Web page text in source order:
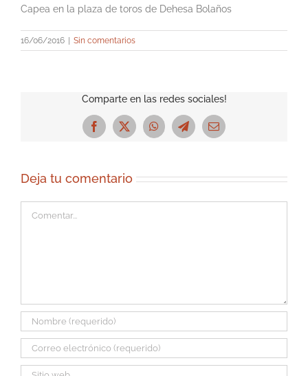
Capea en la plaza de toros de Dehesa Bolaños
16/06/2016 Sin comentarios
Comparte en las redes sociales!
Facebook
X WhatsAppTelegramCorreo
Deja tu comentario